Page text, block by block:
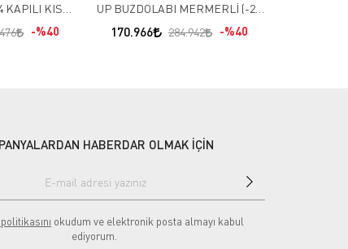
KAPILI KISA
%40
UP BUZDOLABI MERMERLİ (-2 /
170.966 284.942 %40
HABERDAR OLMAK İÇİN
okudum ve elektronik posta almayı kabul
ediyorum.